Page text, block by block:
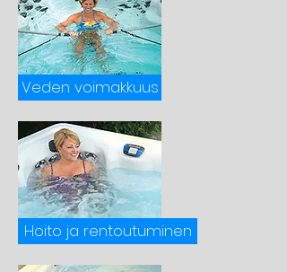
Veden voimakkuus
Hoito ja rentoutuminen